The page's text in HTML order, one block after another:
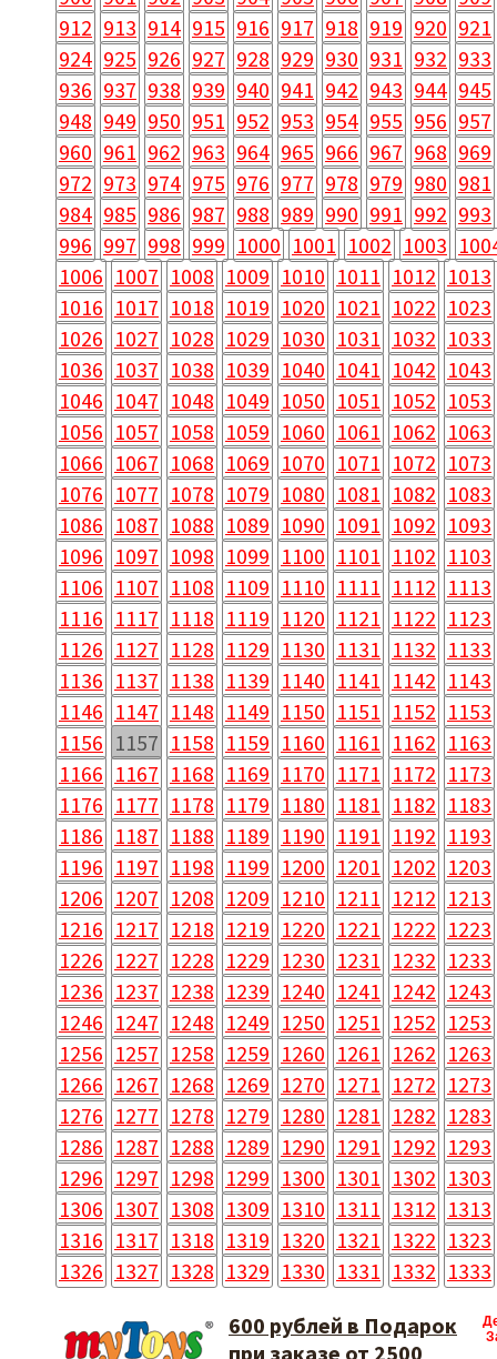
912 913 914 915 916 917 918 919 920 921
924 925 926 927 928 929 930 931 932 933
936 937 938 939 940 941 942 943 944 945
948 949 950 951 952 953 954 955 956 957
960 961 962 963 964 965 966 967 968 969
972 973 974 975 976 977 978 979 980 981
984 985 986 987 988 989 990 991 992 993
996 997 998 999 1000 1001 1002 1003
1006 1007 1008 1009 1010 1011 1012 1013
1016 1017 1018 1019 1020 1021 1022 1023
1026 1027 1028 1029 1030 1031 1032 1033
1036 1037 1038 1039 1040 1041 1042 1043
1046 1047 1048 1049 1050 1051 1052 1053
1056 1057 1058 1059 1060 1061 1062 1063
1066 1067 1068 1069 1070 1071 1072 1073
1076 1077 1078 1079 1080 1081 1082 1083
1086 1087 1088 1089 1090 1091 1092 1093
1096 1097 1098 1099 1100 1101 1102 1103
1106 1107 1108 1109 1110 1111 1112 1113
1116 1117 1118 1119 1120 1121 1122 1123
1126 1127 1128 1129 1130 1131 1132 1133
1136 1137 1138 1139 1140 1141 1142 1143
1146 1147 1148 1149 1150 1151 1152 1153
1156 1157 1158 1159 1160 1161 1162 1163
1166 1167 1168 1169 1170 1171 1172 1173
1176 1177 1178 1179 1180 1181 1182 1183
1186 1187 1188 1189 1190 1191 1192 1193
1196 1197 1198 1199 1200 1201 1202 1203
1206 1207 1208 1209 1210 1211 1212 1213
1216 1217 1218 1219 1220 1221 1222 1223
1226 1227 1228 1229 1230 1231 1232 1233
1236 1237 1238 1239 1240 1241 1242 1243
1246 1247 1248 1249 1250 1251 1252 1253
1256 1257 1258 1259 1260 1261 1262 1263
1266 1267 1268 1269 1270 1271 1272 1273
1276 1277 1278 1279 1280 1281 1282 1283
1286 1287 1288 1289 1290 1291 1292 1293
1296 1297 1298 1299 1300 1301 1302 1303
1306 1307 1308 1309 1310 1311 1312 1313
1316 1317 1318 1319 1320 1321 1322 1323
1326 1327 1328 1329 1330 1331 1332 1333
600 рублей в Подарок
при заказе от 2500